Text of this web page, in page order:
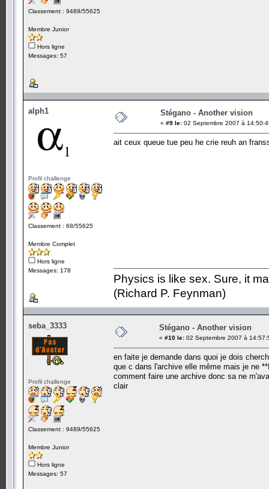
Classement : 9489/55625
Membre Junior
Hors ligne
Messages: 57
alph1
Profil challenge
Classement : 68/55625
Membre Complet
Hors ligne
Messages: 178
Stégano - Another vision
« #9 le: 02 Septembre 2007 à
ait ceux queue tue peu he crie reuh an
Physics is like sex. Sure, it
(Richard P. Feynman)
seba_3333
Profil challenge
Classement : 9489/55625
Membre Junior
Hors ligne
Messages: 57
Stégano - Another vision
« #10 le: 02 Septembre 2007 à
en faite je demande dans quoi je dois
que c dans l'archive elle même mais je ne
comment faire une archive donc sa ne
clair